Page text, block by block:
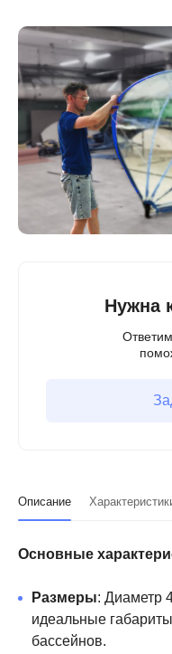
Описание
Основные
Размеры: Диаметр
идеальные
бассейнов.
Нужна